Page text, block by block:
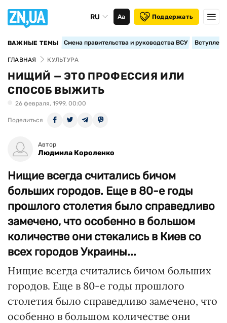
RU Аа Поддержать
ВАЖНЫЕ ТЕМЫ Смена правительства и руководства ВСУ
ГЛАВНАЯ КУЛЬТУРА
НИЩИЙ — ЭТО ПРОФЕССИЯ ИЛИ
СПОСОБ ВЫЖИТЬ
26 февраля, 1999, 00:00
Поделиться
Автор
Людмила Короленко
Нищие всегда считались бичом
больших городов. Еще в 80-е годы
прошлого столетия было справедливо
замечено, что особенно в большом
количестве они стекались в Киев со
всех городов Украины...
Нищие всегда считались бичом больших
городов. Еще в 80-е годы прошлого
столетия было справедливо замечено, что
особенно в большом количестве они